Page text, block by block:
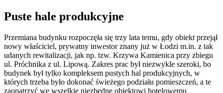
Puste hale produkcyjne
Przemiana budynku rozpoczęła się trzy lata temu, gdy obiekt przejął
nowy właściciel, prywatny inwestor znany już w Łodzi m.in. z tak
udanych rewitalizacji, jak np. tzw. Krzywa Kamienica przy zbiegu
ul. Próchnika z ul. Lipową. Zakres prac był niezwykle szeroki, bo
budynek był tylko kompleksem pustych hal produkcyjnych, w
których trzeba było dokonać świeżego podziału pomieszczeń, a te
zaopatrzyć we wszelkie niezbędne obiektowi hotelowemu